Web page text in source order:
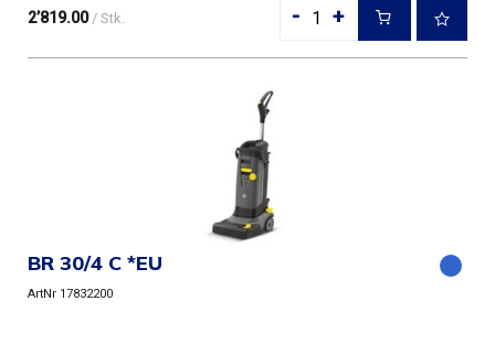
- +
2’819.00 / Stk.
BR 30/4 C *EU
ArtNr 17832200